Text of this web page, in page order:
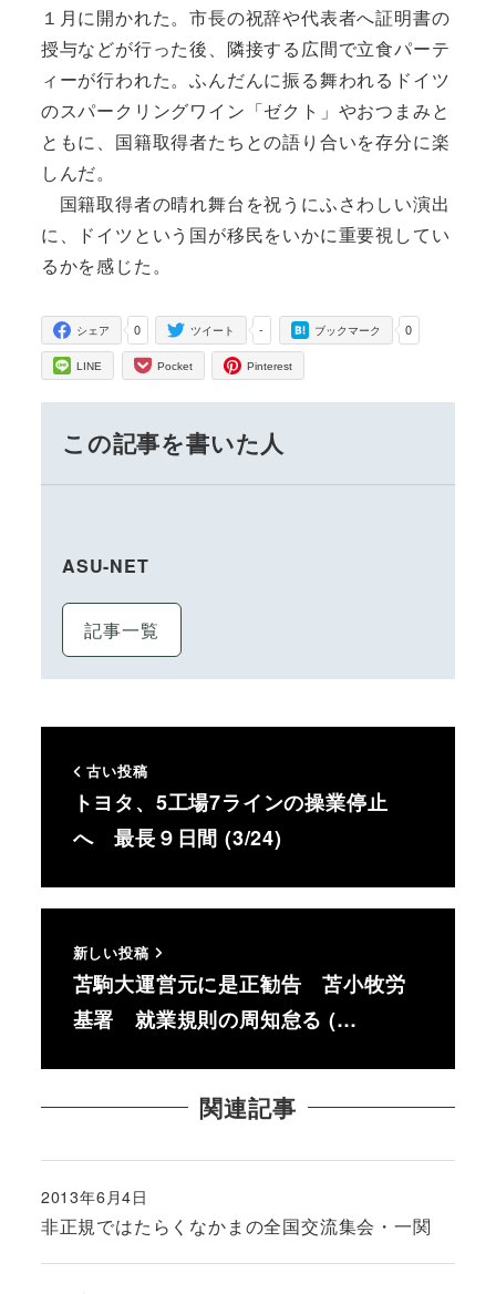
１月に開かれた。市長の祝辞や代表者へ証明書の
授与などが行った後、隣接する広間で立食パーテ
ィーが行われた。ふんだんに振る舞われるドイツ
のスパークリングワイン「ゼクト」やおつまみと
ともに、国籍取得者たちとの語り合いを存分に楽
しんだ。
国籍取得者の晴れ舞台を祝うにふさわしい演出
に、ドイツという国が移民をいかに重要視してい
るかを感じた。
0
シェア -
ツイート 0
ブックマーク
LINE Pocket Pinterest
この記事を書いた人
ASU-NET
記事一覧
古い投稿
トヨタ、5工場7ラインの操業停止
へ 最長９日間 (3/24)
新しい投稿
苫駒大運営元に是正勧告 苫小牧労
基署 就業規則の周知怠る (…
関連記事
非正規ではたらくなかまの全国交流集会・一関
投稿日
2013年6月4日